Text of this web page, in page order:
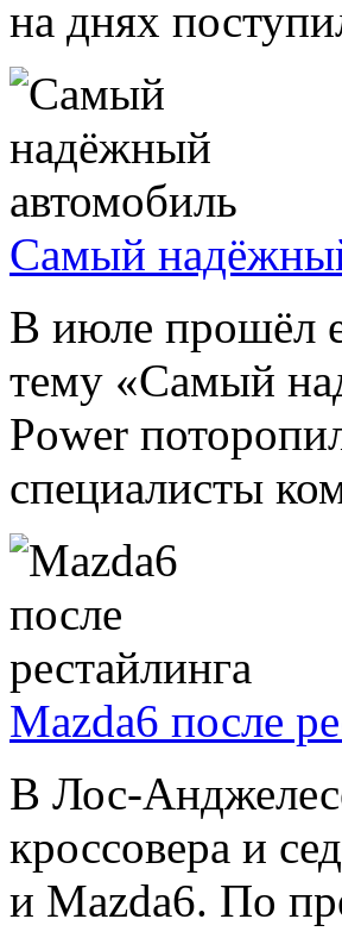
на днях
Самый
В июле прошёл
тему «Самый
Power
специалисты
Mazda6 после
В Лос-
кроссовера и
и Mazda6. По